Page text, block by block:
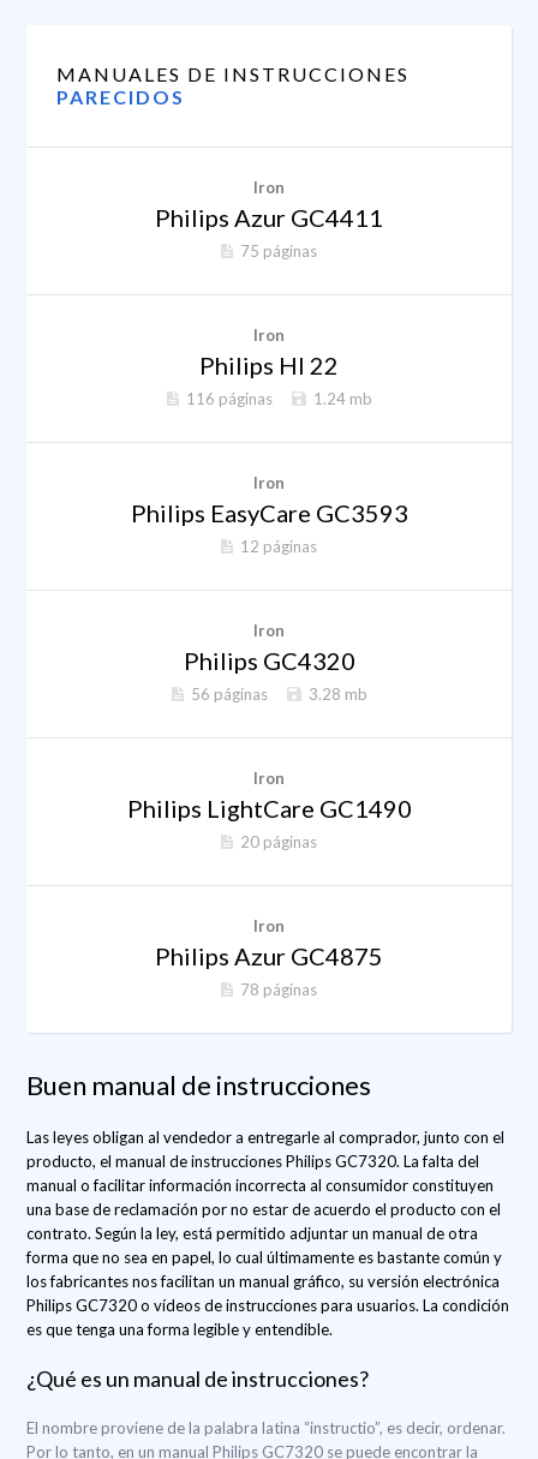
MANUALES DE INSTRUCCIONES
PARECIDOS
Iron
Philips Azur GC4411
75 páginas
Iron
Philips HI 22
116 páginas 1.24 mb
Iron
Philips EasyCare GC3593
12 páginas
Iron
Philips GC4320
56 páginas 3.28 mb
Iron
Philips LightCare GC1490
20 páginas
Iron
Philips Azur GC4875
78 páginas
Buen manual de instrucciones
Las leyes obligan al vendedor a entregarle al comprador, junto con el
producto, el manual de instrucciones Philips GC7320. La falta del
manual o facilitar información incorrecta al consumidor constituyen
una base de reclamación por no estar de acuerdo el producto con el
contrato. Según la ley, está permitido adjuntar un manual de otra
forma que no sea en papel, lo cual últimamente es bastante común y
los fabricantes nos facilitan un manual gráfico, su versión electrónica
Philips GC7320 o vídeos de instrucciones para usuarios. La condición
es que tenga una forma legible y entendible.
¿Qué es un manual de instrucciones?
El nombre proviene de la palabra latina “instructio”, es decir, ordenar.
Por lo tanto, en un manual Philips GC7320 se puede encontrar la